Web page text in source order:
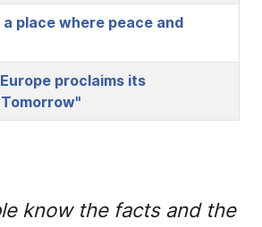
place where peace and
proclaims its
know the facts and the